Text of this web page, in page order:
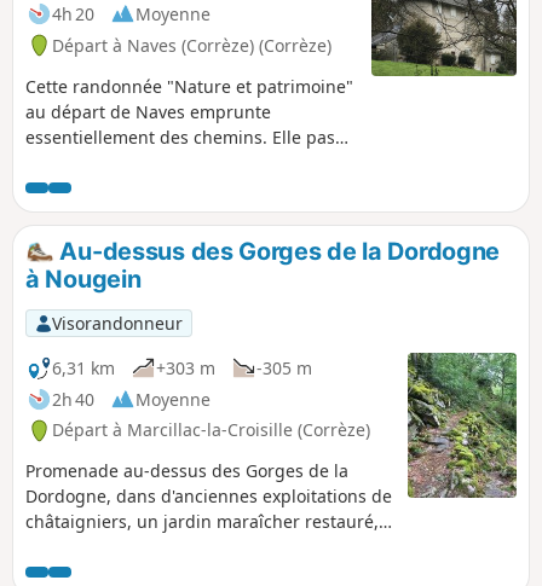
4h 20
Moyenne
Départ à Naves (Corrèze) (Corrèze)
Cette randonnée "Nature et patrimoine"
au départ de Naves emprunte
essentiellement des chemins. Elle passe
Le bruit de l'autoroute n'est présent que
sur des zones très limitées.
Au-dessus des Gorges de la Dordogne
à Nougein
Visorandonneur
6,31 km
+303 m
-305 m
2h 40
Moyenne
Départ à Marcillac-la-Croisille (Corrèze)
Promenade au-dessus des Gorges de la
Dordogne, dans d'anciennes exploitations de
châtaigniers, un jardin maraîcher restauré,
des sentiers forestiers.